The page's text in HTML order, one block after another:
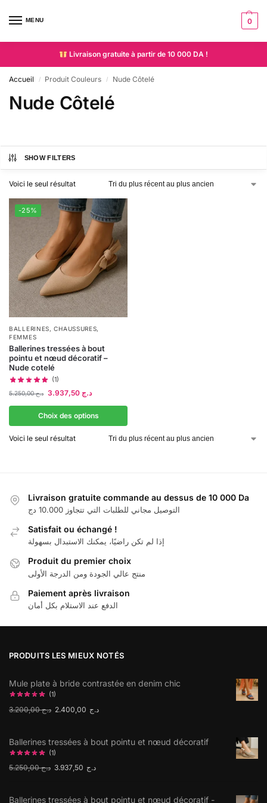
MENU 0
Livraison gratuite à partir de 10 000 DA !
Accueil / Produit Couleurs / Nude Côtelé
Nude Côtelé
SHOW FILTERS
Voici le seul résultat
-25%
BALLERINES,CHAUSSURES,
FEMMES
Ballerines tressées à bout
pointu et nœud décoratif –
Nude cotelé
(1)
د.ج5.250,00 د.ج
Choix des options
Voici le seul résultat
Livraison gratuite commande au dessus de 10 000 Da
التوصيل مجاني للطلبات التي تتجاوز 10.000 دج
Satisfait ou échangé !
إذا لم تكن راضيًا، يمكنك الاستبدال بسهولة
Produit du premier choix
منتج عالي الجودة ومن الدرجة الأولى
Paiement après livraison
الدفع عند الاستلام بكل أمان
PRODUITS LES MIEUX NOTÉS
Mule plate à bride contrastée en denim chic
(1)
د.ج3.200,00 د.ج
Ballerines tressées à bout pointu et nœud décoratif
(1)
د.ج5.250,00 د.ج
Ballerines tressées à bout pointu et nœud décoratif -